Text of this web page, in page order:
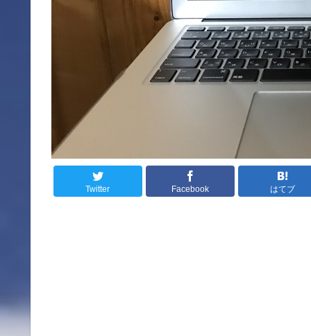
Twitter Facebook はてブ